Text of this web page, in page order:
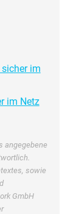
im
im Netz
angegebene
sowie
GmbH